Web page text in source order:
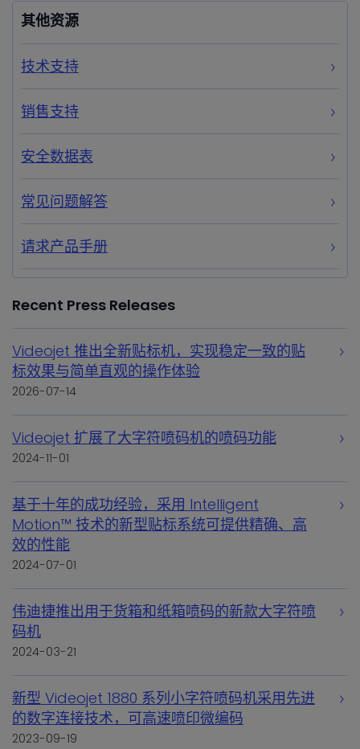
其他资源
技术支持
销售支持
安全数据表
常见问题解答
请求产品手册
Recent Press Releases
Videojet 推出全新贴标机，实现稳定一致的贴
标效果与简单直观的操作体验
2026-07-14
Videojet 扩展了大字符喷码机的喷码功能
2024-11-01
基于十年的成功经验，采用 Intelligent
Motion™ 技术的新型贴标系统可提供精确、高
效的性能
2024-07-01
伟迪捷推出用于货箱和纸箱喷码的新款大字符喷
码机
2024-03-21
新型 Videojet 1880 系列小字符喷码机采用先进
的数字连接技术，可高速喷印微编码
2023-09-19